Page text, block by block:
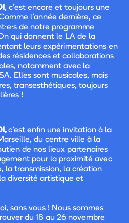
, c’est encore et toujours une
l’année dernière, ce
de notre programme
qui donnent le LA de la
leurs expérimentations en
résidences et collaborations
notamment avec la
Elles sont musicales, mais
transesthétiques, toujours
!
c’est enfin une invitation à la
du centre ville à la
de nos lieux partenaires
pour la proximité avec
la transmission, la création
diversité artistique et
sans vous ! Nous sommes
du 18 au 26 novembre